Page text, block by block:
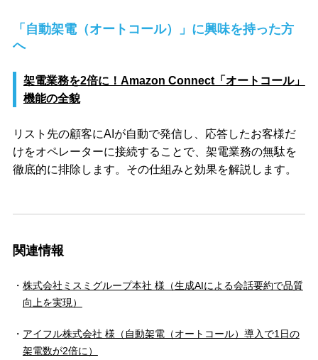
「自動架電（オートコール）」に興味を持った方
へ
架電業務を2倍に！Amazon Connect「オートコール」
機能の全貌
リスト先の顧客にAIが自動で発信し、応答したお客様だ
けをオペレーターに接続することで、架電業務の無駄を
徹底的に排除します。その仕組みと効果を解説します。
関連情報
株式会社ミスミグループ本社 様（生成AIによる会話要約で品質
向上を実現）
アイフル株式会社 様（自動架電（オートコール）導入で1日の
架電数が2倍に）